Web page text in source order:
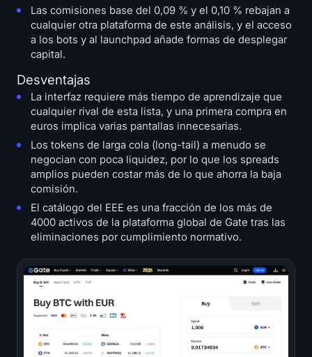
Las comisiones base del 0,09 % y el 0,10 % rebajan a
cualquier otra plataforma de este análisis, y el acceso
a los bots y al launchpad añade formas de desplegar
capital.
Desventajas
La interfaz requiere más tiempo de aprendizaje que
cualquier rival de esta lista, y una primera compra en
euros implica varias pantallas innecesarias.
Los tokens de larga cola (long-tail) a menudo se
negocian con poca liquidez, por lo que los spreads
amplios pueden costar más de lo que ahorra la baja
comisión.
El catálogo del EEE es una fracción de los más de
4000 activos de la plataforma global de Gate tras las
eliminaciones por cumplimiento normativo.